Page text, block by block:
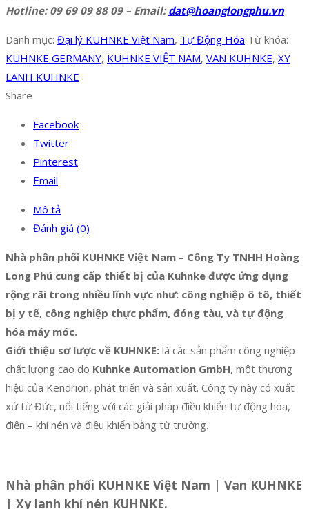
Hotline: 09 69 09 88 09 – Email:dat@hoanglongphu.vn
Danh mục: Đại lý KUHNKE Việt Nam, Tự Động Hóa Từ khóa:
KUHNKE GERMANY, KUHNKE VIỆT NAM, VAN KUHNKE, XY
LANH KUHNKE
Share
Facebook
Twitter
Pinterest
Email
Mô tả
Đánh giá (0)
Nhà phân phối KUHNKE Việt Nam – Công Ty TNHH Hoàng
Long Phú cung cấp thiết bị của Kuhnke được ứng dụng
rộng rãi trong nhiều lĩnh vực như: công nghiệp ô tô, thiết
bị y tế, công nghiệp thực phẩm, đóng tàu, và tự động
hóa máy móc.
Giới thiệu sơ lược về KUHNKE: là các sản phẩm công nghiệp
chất lượng cao do Kuhnke Automation GmbH, một thương
hiệu của Kendrion, phát triển và sản xuất. Công ty này có xuất
xứ từ Đức, nổi tiếng với các giải pháp điều khiển tự động hóa,
điện – khí nén và điều khiển bằng từ trường.
Nhà phân phối KUHNKE Việt Nam | Van KUHNKE
| Xy lanh khí nén KUHNKE.